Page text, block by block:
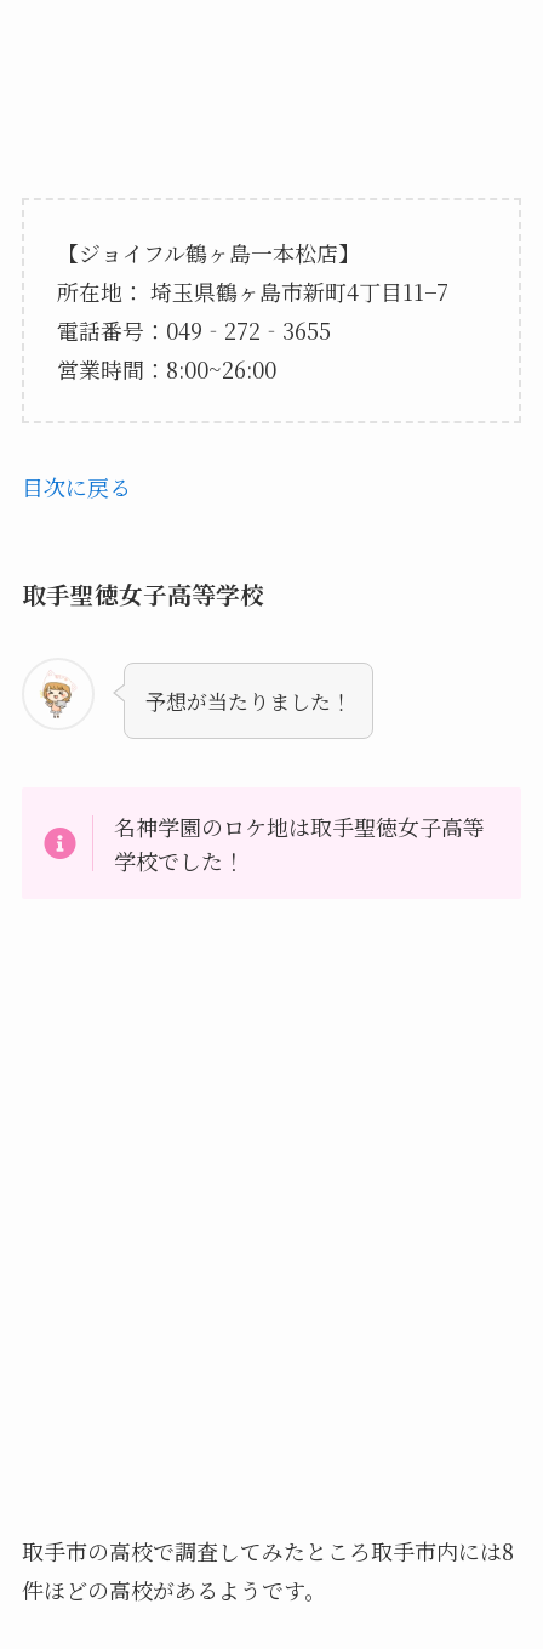
【ジョイフル鶴ヶ島一本松店】
所在地： 埼玉県鶴ヶ島市新町4丁目11−7
電話番号：049‐272‐3655
営業時間：8:00~26:00
目次に戻る
取手聖徳女子高等学校
予想が当たりました！
名神学園のロケ地は取手聖徳女子高等
学校でした！
取手市の高校で調査してみたところ取手市内には8
件ほどの高校があるようです。